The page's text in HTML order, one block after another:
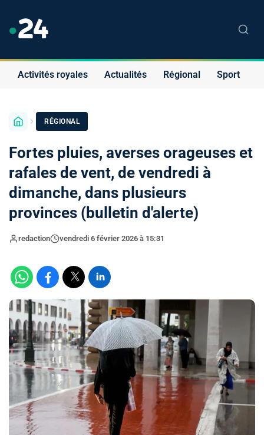
Activités royales Actualités Régional Sport
RÉGIONAL
Fortes pluies, averses orageuses et
rafales de vent, de vendredi à
dimanche, dans plusieurs
provinces (bulletin d'alerte)
redaction vendredi 6 février 2026 à 15:31